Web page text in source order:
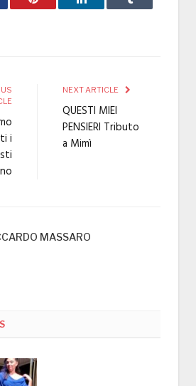
i
NEXT ARTICLE
QUESTI MIEI
PENSIERI Tributo
a Mimì
MASSARO